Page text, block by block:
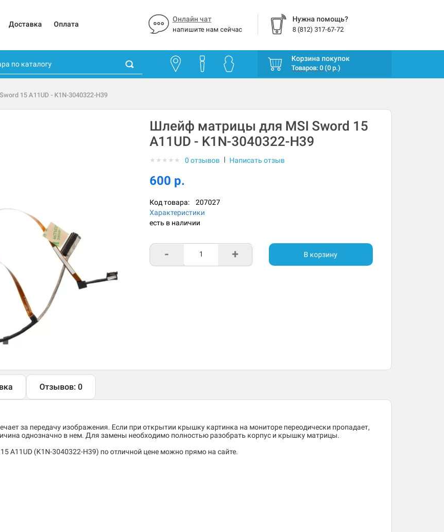
Доставка Оплата
Онлайн чат
напишите нам сейчас
Нужна помощь?
8 (812) 317-67-72
Корзина покупок
Товаров: 0 (0 р.)
15 A11UD - K1N-3040322-H39
Шлейф матрицы для MSI Sword 15
A11UD - K1N-3040322-H39
★ ★ ★ ★ ★ 0 отзывов | Написать отзыв
600 р.
Код товара: 207027
Характеристики
есть в наличии
- + В корзину
Отзывов: 0
за передачу изображения. Если при открытии крышку картинка на мониторе переодически пропадает,
однозначно в нем. Для замены необходимо полностью разобрать корпус и крышку матрицы.
A11UD (K1N-3040322-H39) по отличной цене можно прямо на сайте.